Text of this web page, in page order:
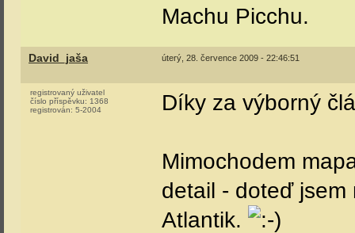
Machu Picchu.
David_jaša úterý, 28. července 2009 - 22:46:51
registrovaný uživatel
číslo příspěvku: 1368
registrován: 5-2004 Díky za výborný
Mimochodem
detail - doteď
Atlantik.